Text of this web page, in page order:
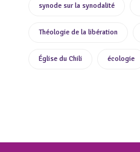
synode sur la synodalité
Théologie de la libération
Église du Chili écologie